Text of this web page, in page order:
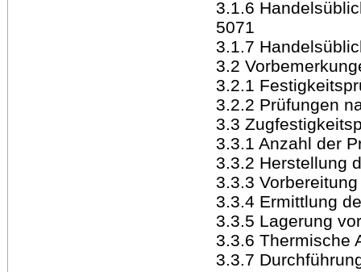
3.1.6
5071
3.1.7
3.2
3.2.1
3.2.2 Prüfungen
3.3
3.3.1 Anzahl der
3.3.2 Herstellung
3.3.3
3.3.4 Ermittlung
3.3.5 Lagerung
3.3.6 Thermische
3.3.7